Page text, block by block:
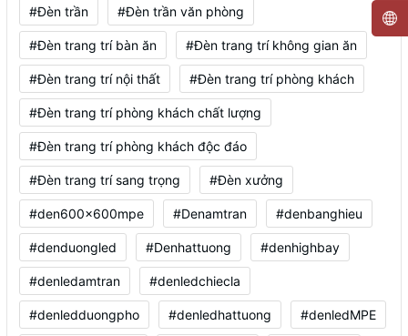
#Đèn trần #Đèn trần văn phòng
#Đèn trang trí bàn ăn #Đèn trang trí không gian ăn
#Đèn trang trí nội thất #Đèn trang trí phòng khách
#Đèn trang trí phòng khách chất lượng
#Đèn trang trí phòng khách độc đáo
#Đèn trang trí sang trọng #Đèn xưởng
#den600x600mpe #Denamtran #denbanghieu
#denduongled #Denhattuong #denhighbay
#denledamtran #denledchiecla
#denledduongpho #denledhattuong #denledMPE